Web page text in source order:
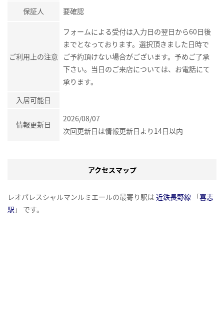
保証人 要確認
ご利用上の注意
フォームによる受付は入力日の翌日から60日後
までとなっております。選択頂きました日時で
ご予約頂けない場合がございます。予めご了承
下さい。当日のご来店については、お電話にて
承ります。
入居可能日
情報更新日
2026/08/07
次回更新日は情報更新日より14日以内
アクセスマップ
レオパレスシャルマンルミエールの最寄り駅は 近鉄長野線 「喜志
駅 」 です。